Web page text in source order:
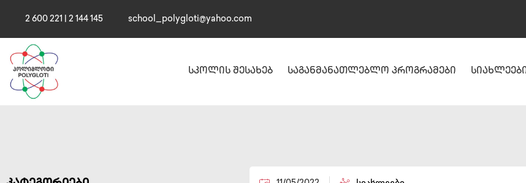
2 600 221 | 2 144 145 school_polygloti@yahoo.com
სკოლის შესახებ საგანმანათლებლო პროგრამები